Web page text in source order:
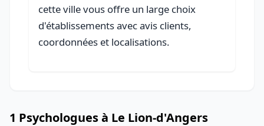
cette ville vous offre un large choix
d'établissements avec avis clients,
coordonnées et localisations.
1 Psychologues à Le Lion-d'Angers